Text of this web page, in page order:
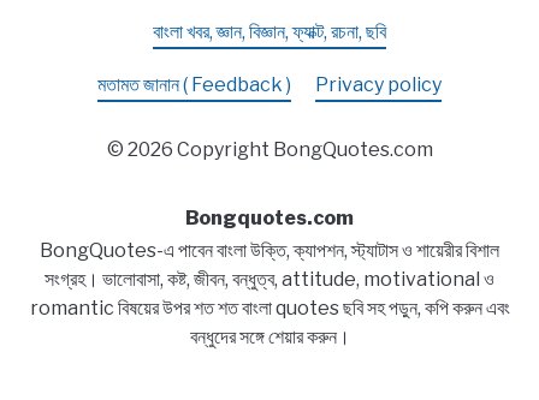
বাংলা খবর, জ্ঞান, বিজ্ঞান, ফ্যাক্ট, রচনা, ছবি
মতামত জানান ( Feedback ) Privacy policy
© 2026 Copyright BongQuotes.com
Bongquotes.com
BongQuotes-এ পাবেন বাংলা উক্তি, ক্যাপশন, স্ট্যাটাস ও শায়েরীর বিশাল
সংগ্রহ। ভালোবাসা, কষ্ট, জীবন, বন্ধুত্ব, attitude, motivational ও
romantic বিষয়ের উপর শত শত বাংলা quotes ছবি সহ পড়ুন, কপি করুন এবং
বন্ধুদের সঙ্গে শেয়ার করুন।